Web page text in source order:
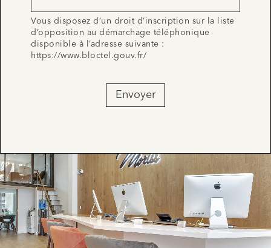
Vous disposez d’un droit d’inscription sur la liste
d’opposition au démarchage téléphonique
disponible à l’adresse suivante :
https://www.bloctel.gouv.fr/
Envoyer